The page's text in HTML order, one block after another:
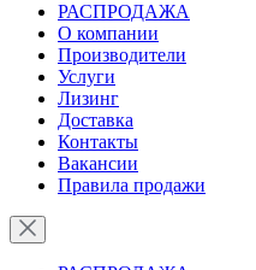
РАСПРОДАЖА
О компании
Производители
Услуги
Лизинг
Доставка
Контакты
Вакансии
Правила продажи